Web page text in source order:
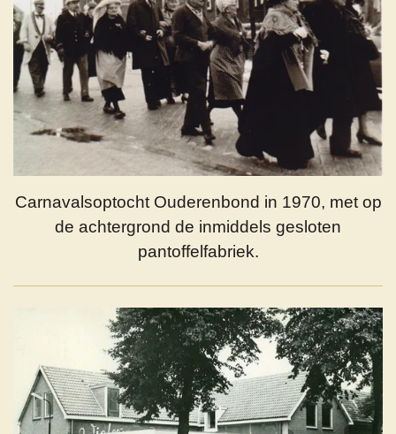
Carnavalsoptocht Ouderenbond in 1970, met op
de achtergrond de inmiddels gesloten
pantoffelfabriek.